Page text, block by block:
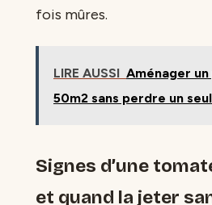
fois mûres.
LIRE AUSSI Aménager
50m2 sans perdre un
Signes d’une
et quand la jeter